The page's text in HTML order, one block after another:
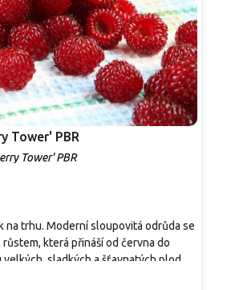
Tower' PBR
Tower' PBR
na trhu. Moderní sloupovitá odrůda se
která přináší od června do
sladkých a šťavnatých plodů.
tvoří elegantní habitus bez